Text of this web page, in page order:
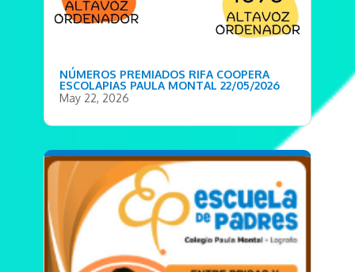
NÚMEROS PREMIADOS RIFA COOPERA
ESCOLAPIAS PAULA MONTAL 22/05/2026
May 22, 2026